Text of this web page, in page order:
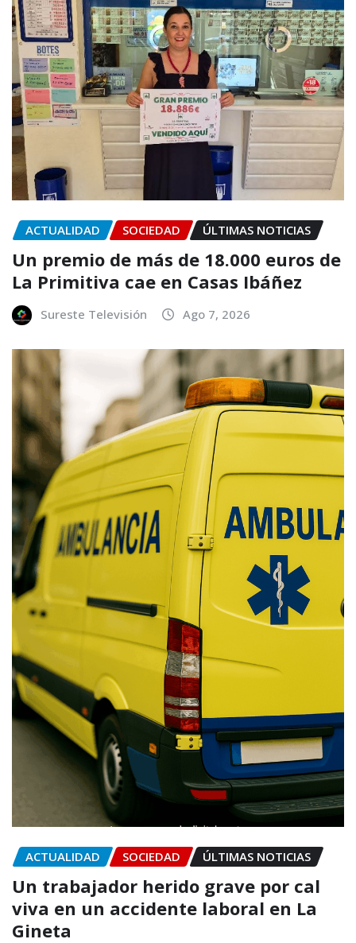
ACTUALIDAD SOCIEDAD ÚLTIMAS NOTICIAS
Un premio de más de 18.000 euros de
La Primitiva cae en Casas Ibáñez
Sureste Televisión Ago 7, 2026
ACTUALIDAD SOCIEDAD ÚLTIMAS NOTICIAS
Un trabajador herido grave por cal
viva en un accidente laboral en La
Gineta